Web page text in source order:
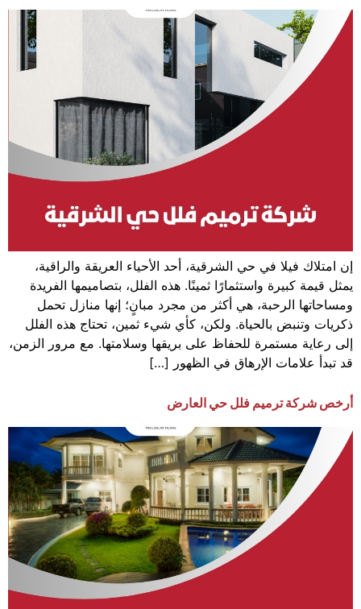
إن امتلاك فيلا في حي الشرقية، أحد الأحياء العريقة والراقية،
يمثل قيمة كبيرة واستثمارًا ثمينًا. هذه الفلل، بتصاميمها الفريدة
ومساحاتها الرحبة، هي أكثر من مجرد مبانٍ؛ إنها منازل تحمل
ذكريات وتنبض بالحياة. ولكن، كأي شيء ثمين، تحتاج هذه الفلل
إلى رعاية مستمرة للحفاظ على بريقها وسلامتها. مع مرور الزمن،
قد تبدأ علامات الإرهاق في الظهور […]
أرخص شركة ترميم فلل حي العارض